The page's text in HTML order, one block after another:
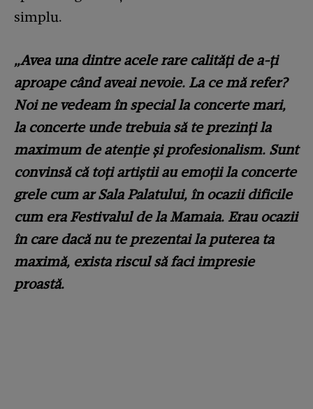
simplu.
„Avea una dintre acele rare calități de a-ți
aproape când aveai nevoie. La ce mă refer?
Noi ne vedeam în special la concerte mari,
la concerte unde trebuia să te prezinți la
maximum de atenție și profesionalism. Sunt
convinsă că toți artiștii au emoții la concerte
grele cum ar Sala Palatului, în ocazii dificile
cum era Festivalul de la Mamaia. Erau ocazii
în care dacă nu te prezentai la puterea ta
maximă, exista riscul să faci impresie
proastă.